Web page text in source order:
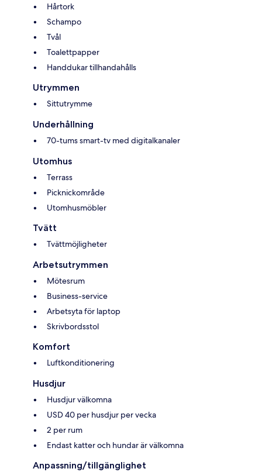
Hårtork
Schampo
Tvål
Toalettpapper
Handdukar tillhandahålls
Utrymmen
Sittutrymme
Underhållning
70-tums smart-tv med digitalkanaler
Utomhus
Terrass
Picknickområde
Utomhusmöbler
Tvätt
Tvättmöjligheter
Arbetsutrymmen
Mötesrum
Business-service
Arbetsyta för laptop
Skrivbordsstol
Komfort
Luftkonditionering
Husdjur
Husdjur välkomna
USD 40 per husdjur per vecka
2 per rum
Endast katter och hundar är välkomna
Anpassning/tillgänglighet